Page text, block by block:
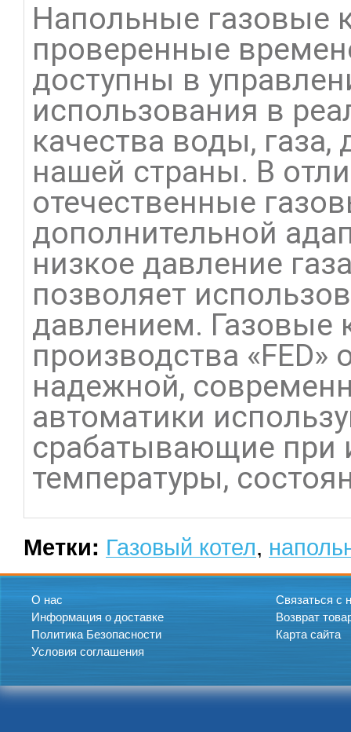
Напольные газовые
проверенные
доступны в
использования в
качества воды,
нашей страны. В
отечественные
дополнительной
низкое давление
позволяет
давлением. Газовые
производства
надежной,
автоматики
срабатывающие при
температуры,
Метки: Газовый котел,
О нас
Информация о доставке
Политика Безопасности
Условия соглашения
Связаться с
Возврат
Карта сайта